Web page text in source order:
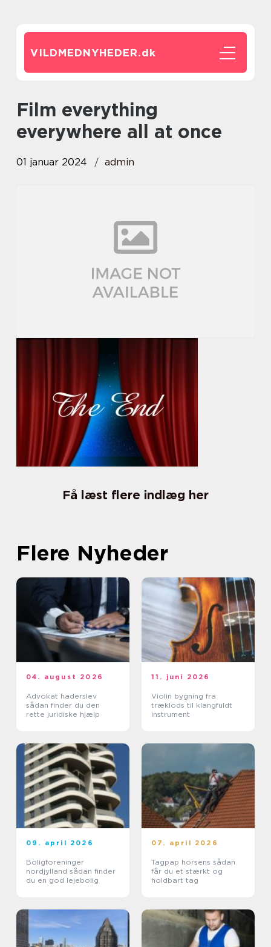
VILDMEDNYHEDER.dk
film everything
everywhere all at once
01 januar 2024 admin
Få læst flere indlæg her
Flere Nyheder
04. august 2026
Advokat haderslev
sådan finder du den
rette juridiske hjælp
11. juni 2026
Violin bygning fra
træklods til klangfuldt
instrument
09. april 2026
Boligforeninger
nordjylland sådan finder
du en god lejebolig
07. april 2026
Tagpap horsens sådan
får du et stærkt og
holdbart tag